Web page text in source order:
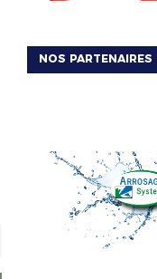
NOS PARTENAIRES